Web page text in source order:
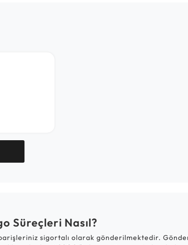
Süreçleri Nasıl?
sigortalı olarak gönderilmektedir.